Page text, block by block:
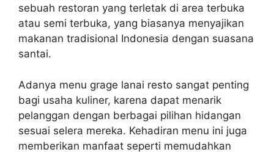
sebuah restoran yang terletak di area terbuka
atau semi terbuka, yang biasanya menyajikan
makanan tradisional Indonesia dengan suasana
santai.
Adanya menu grage lanai resto sangat penting
bagi usaha kuliner, karena dapat menarik
pelanggan dengan berbagai pilihan hidangan
sesuai selera mereka. Kehadiran menu ini juga
memberikan manfaat seperti memudahkan